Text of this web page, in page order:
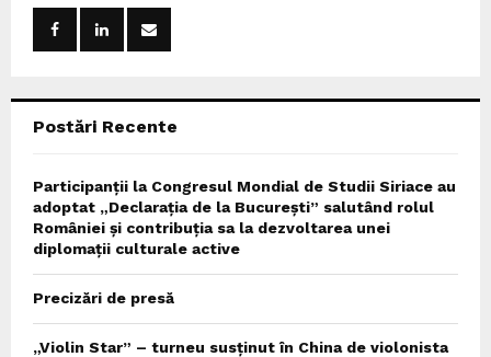
Postări Recente
Participanții la Congresul Mondial de Studii Siriace au
adoptat „Declarația de la București” salutând rolul
României și contribuția sa la dezvoltarea unei
diplomații culturale active
Precizări de presă
„Violin Star” – turneu susținut în China de violonista